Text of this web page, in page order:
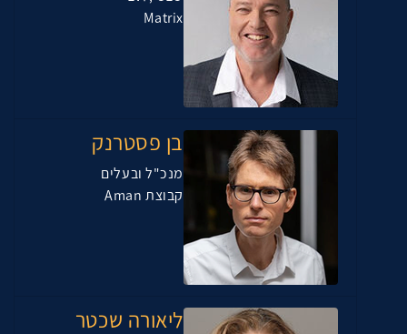
Matrix
בן פסטרנק
מנכ"ל ובעלים
קבוצת Aman
ליאורה שכטר